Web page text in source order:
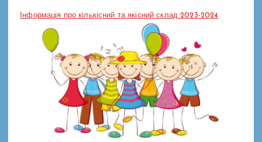
Інформація про кількісний та якісний склад 2023-2024